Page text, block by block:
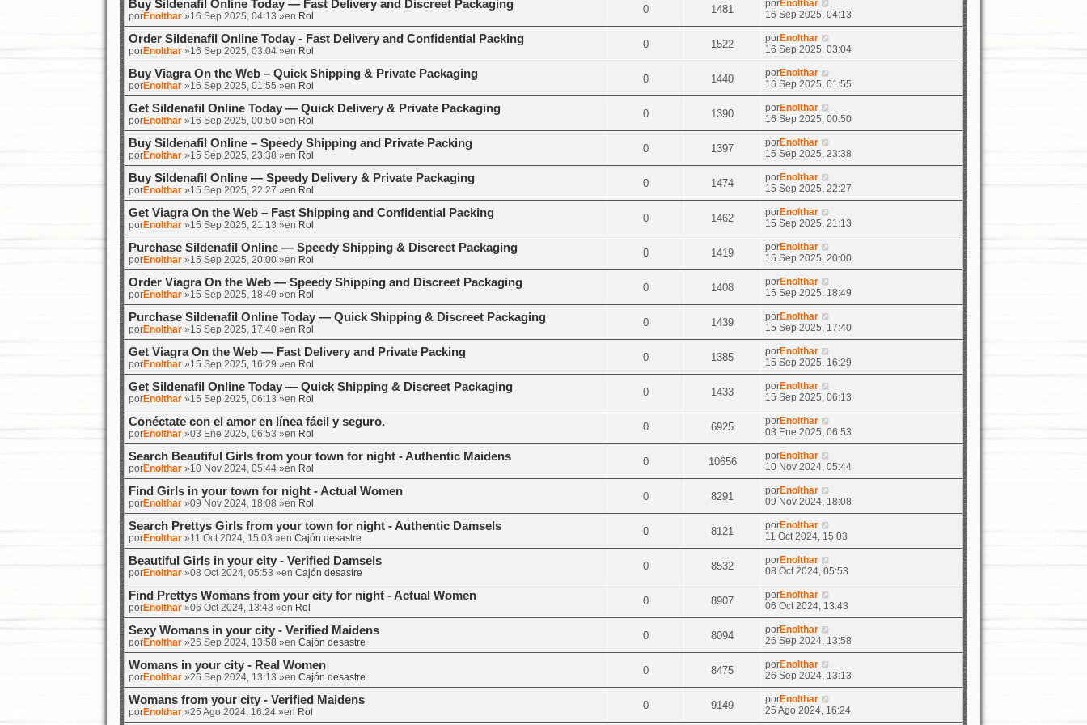
Buy Sildenafil Online Today — Fast Delivery and Discreet Packaging
porEnolthar»16 Sep 2025, 04:13 »en Rol
0 1481 porEnolthar
16 Sep 2025, 04:13
Order Sildenafil Online Today - Fast Delivery and Confidential Packing
porEnolthar»16 Sep 2025, 03:04 »en Rol
0 1522 porEnolthar
16 Sep 2025, 03:04
Buy Viagra On the Web – Quick Shipping & Private Packaging
porEnolthar»16 Sep 2025, 01:55 »en Rol
0 1440 porEnolthar
16 Sep 2025, 01:55
Get Sildenafil Online Today — Quick Delivery & Private Packaging
porEnolthar»16 Sep 2025, 00:50 »en Rol
0 1390 porEnolthar
16 Sep 2025, 00:50
Buy Sildenafil Online – Speedy Shipping and Private Packing
porEnolthar»15 Sep 2025, 23:38 »en Rol
0 1397 porEnolthar
15 Sep 2025, 23:38
Buy Sildenafil Online — Speedy Delivery & Private Packaging
porEnolthar»15 Sep 2025, 22:27 »en Rol
0 1474 porEnolthar
15 Sep 2025, 22:27
Get Viagra On the Web – Fast Shipping and Confidential Packing
porEnolthar»15 Sep 2025, 21:13 »en Rol
0 1462 porEnolthar
15 Sep 2025, 21:13
Purchase Sildenafil Online — Speedy Shipping & Discreet Packaging
porEnolthar»15 Sep 2025, 20:00 »en Rol
0 1419 porEnolthar
15 Sep 2025, 20:00
Order Viagra On the Web — Speedy Shipping and Discreet Packaging
porEnolthar»15 Sep 2025, 18:49 »en Rol
0 1408 porEnolthar
15 Sep 2025, 18:49
Purchase Sildenafil Online Today — Quick Shipping & Discreet Packaging
porEnolthar»15 Sep 2025, 17:40 »en Rol
0 1439 porEnolthar
15 Sep 2025, 17:40
Get Viagra On the Web — Fast Delivery and Private Packing
porEnolthar»15 Sep 2025, 16:29 »en Rol
0 1385 porEnolthar
15 Sep 2025, 16:29
Get Sildenafil Online Today — Quick Shipping & Discreet Packaging
porEnolthar»15 Sep 2025, 06:13 »en Rol
0 1433 porEnolthar
15 Sep 2025, 06:13
Conéctate con el amor en línea fácil y seguro.
porEnolthar»03 Ene 2025, 06:53 »en Rol
0 6925 porEnolthar
03 Ene 2025, 06:53
Search Beautiful Girls from your town for night - Authentic Maidens
porEnolthar»10 Nov 2024, 05:44 »en Rol
0 10656 porEnolthar
10 Nov 2024, 05:44
Find Girls in your town for night - Actual Women
porEnolthar»09 Nov 2024, 18:08 »en Rol
0 8291 porEnolthar
09 Nov 2024, 18:08
Search Prettys Girls from your town for night - Authentic Damsels
porEnolthar»11 Oct 2024, 15:03 »en Cajón desastre
0 8121 porEnolthar
11 Oct 2024, 15:03
Beautiful Girls in your city - Verified Damsels
porEnolthar»08 Oct 2024, 05:53 »en Cajón desastre
0 8532 porEnolthar
08 Oct 2024, 05:53
Find Prettys Womans from your city for night - Actual Women
porEnolthar»06 Oct 2024, 13:43 »en Rol
0 8907 porEnolthar
06 Oct 2024, 13:43
Sexy Womans in your city - Verified Maidens
porEnolthar»26 Sep 2024, 13:58 »en Cajón desastre
0 8094 porEnolthar
26 Sep 2024, 13:58
Womans in your city - Real Women
porEnolthar»26 Sep 2024, 13:13 »en Cajón desastre
0 8475 porEnolthar
26 Sep 2024, 13:13
Womans from your city - Verified Maidens
porEnolthar»25 Ago 2024, 16:24 »en Rol
0 9149 porEnolthar
25 Ago 2024, 16:24